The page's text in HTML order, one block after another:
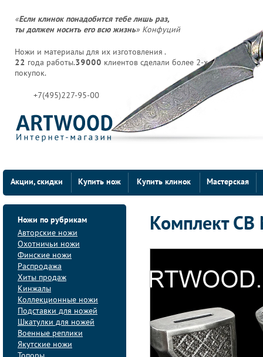
«Если клинок понадобится тебе лишь раз,
ты должен носить его всю жизнь» Конфуций
Ножи и материалы для их изготовления .
22 года работы.39000 клиентов сделали более 2-х
покупок.
+7(495)227-95-00
Акции, скидки Купить нож Купить клинок Мастерская
Ножи по рубрикам
Авторские ножи
Охотничьи ножи
Финские ножи
Распродажа
Хиты продаж
Кинжалы
Коллекционные ножи
Подставки для ножей
Шкатулки для ножей
Военные реплики
Якутские ножи
Комплект СВ